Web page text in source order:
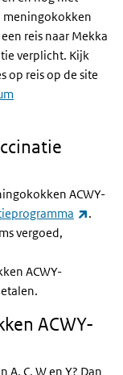
meningokokken
reis naar Mekka
verplicht. Kijk
op reis op de site
ACWY-
.
vergoed,
ACWY-
ACWY-
C, W en Y? Dan